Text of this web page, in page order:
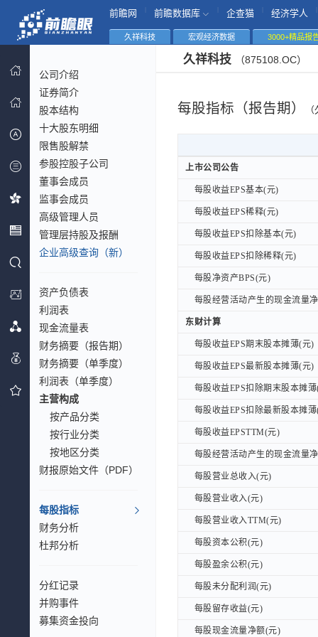
前瞻网 前瞻数据库 企查猫 经济学人
久祥科技 宏观经济数据 3000+精品报
公司介绍
证券简介
股本结构
十大股东明细
限售股解禁
参股控股子公司
董事会成员
监事会成员
高级管理人员
管理层持股及报酬
企业高级查询（新）
资产负债表
利润表
现金流量表
财务摘要（报告期）
财务摘要（单季度）
利润表（单季度）
主营构成
按产品分类
按行业分类
按地区分类
财报原始文件（PDF）
每股指标
财务分析
杜邦分析
分红记录
并购事件
募集资金投向
久祥科技 （875108.OC）
每股指标（报告期）
上市公司公告
每股收益EPS基本(元)
每股收益EPS稀释(元)
每股收益EPS扣除基本(元)
每股收益EPS扣除稀释(元)
每股净资产BPS(元)
每股经营活动产生的现金流量
东财计算
每股收益EPS期末股本摊薄(元)
每股收益EPS最新股本摊薄(元)
每股收益EPS扣除期末股本摊
每股收益EPS扣除最新股本摊
每股收益EPSTTM(元)
每股经营活动产生的现金流量
每股营业总收入(元)
每股营业收入(元)
每股营业收入TTM(元)
每股资本公积(元)
每股盈余公积(元)
每股未分配利润(元)
每股留存收益(元)
每股现金流量净额(元)
上市公司公告
每股收益EPS基本(元)
每股收益EPS稀释(元)
每股收益EPS扣除基本(元)
每股收益EPS扣除稀释(元)
每股净资产BPS(元)
每股经营活动产生的现金流量
东财计算
每股收益EPS期末股本摊薄(元)
每股收益EPS最新股本摊薄(元)
每股收益EPS扣除期末股本摊
每股收益EPS扣除最新股本摊
每股收益EPSTTM(元)
每股经营活动产生的现金流量
每股营业总收入(元)
每股营业收入(元)
每股营业收入TTM(元)
每股资本公积(元)
每股盈余公积(元)
每股未分配利润(元)
每股留存收益(元)
每股现金流量净额(元)